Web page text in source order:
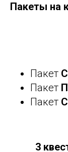
Пакеты на
Пакет
Пакет
Пакет
3